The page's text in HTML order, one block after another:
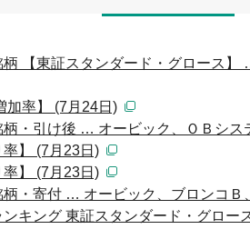
柄 【東証スタンダード・グロース
加率】 (7月24日)
柄・引け後 … オービック、ＯＢシ
】 (7月23日)
】 (7月23日)
柄・寄付 … オービック、ブロンコ
キング 東証スタンダード・グロー